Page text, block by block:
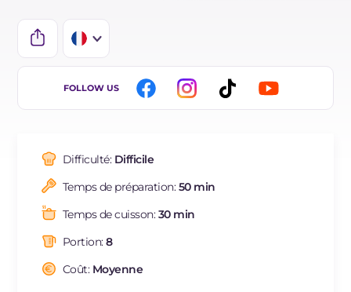
IT
BR
ES
NL
FOLLOW US
Difficulté: Difficile
Temps de préparation:50 min
Temps de cuisson:30 min
Portion:8
Coût: Moyenne